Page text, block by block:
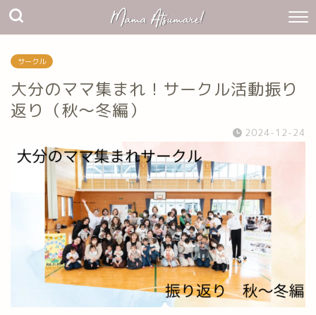
サークル
大分のママ集まれ！サークル活動振り
返り（秋〜冬編）
2024-12-24